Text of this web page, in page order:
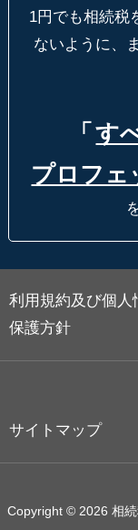
1円でも相続税
ないように、
「 す
プロフェ
利用規約及び個人
保護方針
サイトマップ
Copyright © 2026 相